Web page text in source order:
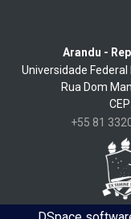
Arandu -
Universidade
Rua Dom
+55 81